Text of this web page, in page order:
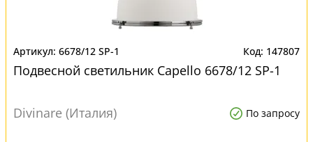
6678/12 SP-1 147807
Подвесной светильник Capello 6678/12 SP-1
Divinare (Италия) По запросу